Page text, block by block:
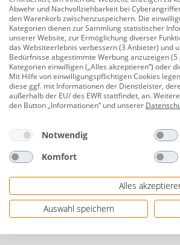
Farbe: weiß
Maß: 39,5 x 55 x 34,5 cm
Material: durchgefärbtes
Langlebig, robust und
Für den Einsatz in Garage,
Schlagfest, temperatur- und
Rückwand mit hohem
Vorbereitet für die
Herstellerinformationen:
305417
Abwehr und Nachvollziehbarkeit bei
den Warenkorb zwischenzuspeichern. Die
Kategorien dienen zur Sammlung statistischer
unserer Website, zur Ermöglichung diverser
das Websiteerlebnis verbessern (3 Anbieter) und
Bedürfnisse abgestimmte Werbung anzuzeigen
Kategorien einwilligen („Alles akzeptieren“) oder
Mit Hilfe von einwilligungspflichtigen Cookies
diese ggf. mit Informationen der Dienstleister,
außerhalb der EU/ des EWR stattfindet, an.
den Button „Informationen“ und unserer
Notwendig
Komfort
Alles
Auswahl speichern